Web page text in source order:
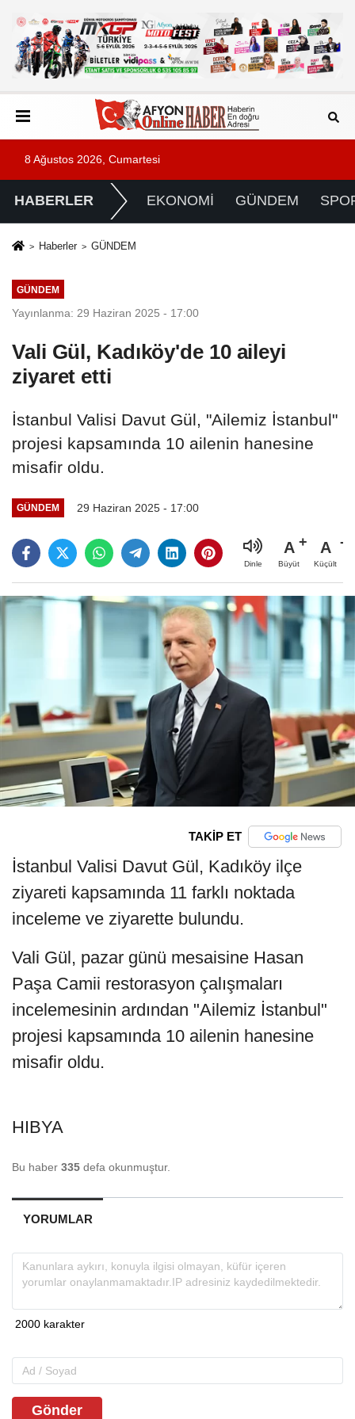
8 Ağustos 2026, Cumartesi
HABERLER EKONOMİ GÜNDEM
Haberler GÜNDEM
GÜNDEM
Yayınlanma: 29 Haziran 2025 - 17:00
Vali Gül, Kadıköy'de 10 aileyi
ziyaret etti
İstanbul Valisi Davut Gül, "Ailemiz İstanbul"
projesi kapsamında 10 ailenin hanesine
misafir oldu.
GÜNDEM 29 Haziran 2025 - 17:00
Dinle
A
Büyüt
A
Küçült
TAKİP ET
İstanbul Valisi Davut Gül, Kadıköy ilçe
ziyareti kapsamında 11 farklı noktada
inceleme ve ziyarette bulundu.
Vali Gül, pazar günü mesaisine Hasan
Paşa Camii restorasyon çalışmaları
incelemesinin ardından "Ailemiz İstanbul"
projesi kapsamında 10 ailenin hanesine
misafir oldu.
HIBYA
Bu haber 335 defa okunmuştur.
YORUMLAR
Gönder